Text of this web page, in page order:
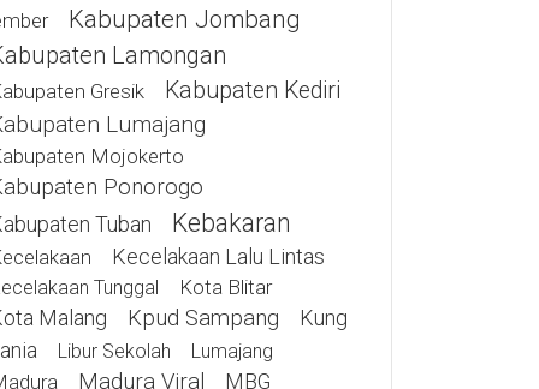
Kabupaten Jombang
Lamongan
Gresik
Kabupaten Kediri
Lumajang
Mojokerto
Ponorogo
Tuban Kebakaran
Kecelakaan Lalu Lintas
Tunggal Kota Blitar
Malang Kpud Sampang
Kung
Libur Sekolah Lumajang
Madura Viral MBG